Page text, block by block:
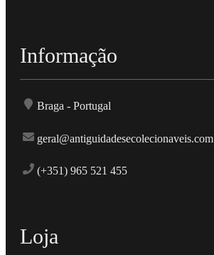
Informação
Braga - Portugal
geral@antiguidadesecolecionaveis.com
(+351) 965 521 455
Loja